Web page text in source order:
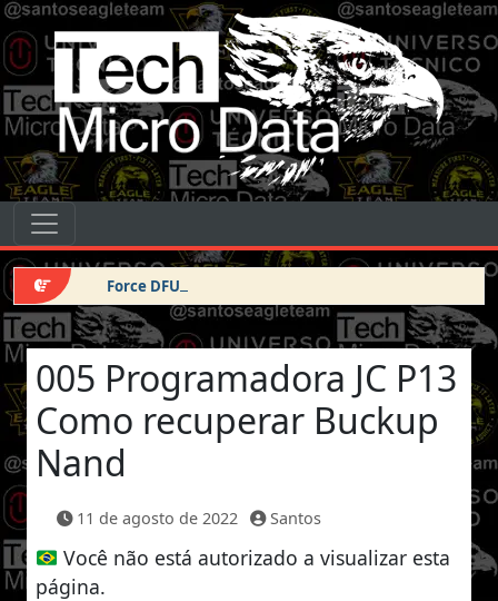
Pular para o conteúdo
Tech Micro Data
Pular para o conteúdo
Navegação principal
Force DFU iPhone 14 Pro Max
005 Programadora JC P13
Como recuperar Buckup
Nand
11 de agosto de 2022 Santos
Você não está autorizado a visualizar esta
página.